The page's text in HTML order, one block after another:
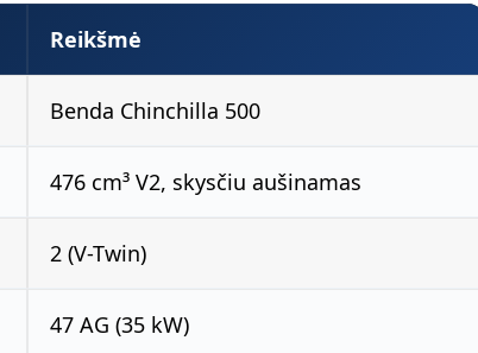
Reikšmė
Benda Chinchilla 500
476 cm³ V2, skysčiu aušinamas
2 (V-Twin)
47 AG (35 kW)